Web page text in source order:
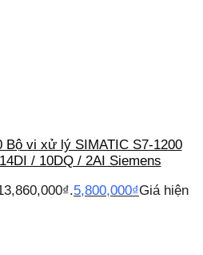
Bộ vi xử lý SIMATIC S7-1200
/ 10DQ / 2AI Siemens
5,800,000₫Giá hiện